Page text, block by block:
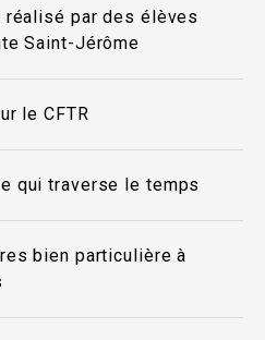
réalisé par des élèves
Saint-Jérôme
le CFTR
qui traverse le temps
bien particulière à